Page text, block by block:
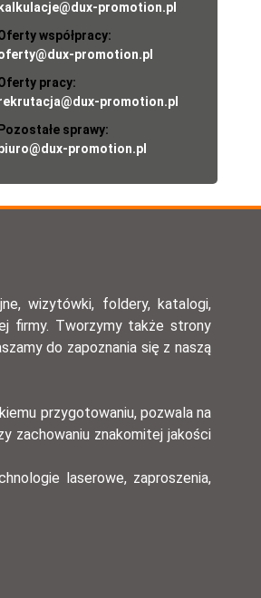
promotion.pl
współpracy:
promotion.pl
pracy:
promotion.pl
sprawy:
promotion.pl
wizytówki, foldery, katalogi,
firmy. Tworzymy także strony
do zapoznania się z naszą
przygotowaniu, pozwala na
zachowaniu znakomitej jakości
laserowe, zaproszenia,